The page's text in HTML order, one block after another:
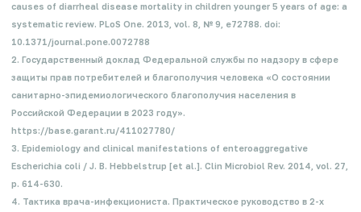
causes of diarrheal disease mortality in children younger 5 years of age: a
systematic review. PLoS One. 2013, vol. 8, № 9, e72788. doi:
10.1371/journal.pone.0072788
2. Государственный доклад Федеральной службы по надзору в сфере
защиты прав потребителей и благополучия человека «О состоянии
санитарно-эпидемиологического благополучия населения в
Российской Федерации в 2023 году».
https://base.garant.ru/411027780/
3. Epidemiology and clinical manifestations of enteroaggregative
Escherichia coli / J. B. Hebbelstrup [et al.]. Clin Microbiol Rev. 2014, vol. 27,
p. 614-630.
4. Тактика врача-инфекциониста. Практическое руководство в 2-х